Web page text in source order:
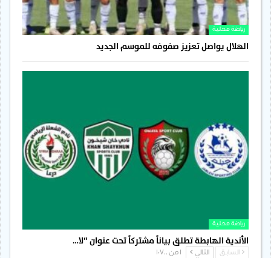
رياضة محلية
الهلال يواصل تعزيز صفوفه للموسم الجديد
رياضة محلية
الأندية الهابطة تطلق بياناً مشتركاً تحت عنوان “لا…
السابق التالي